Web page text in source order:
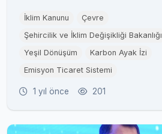
İklim Kanunu
Çevre
Şehircilik ve İklim Değişikliği Bakanlığı
Yeşil Dönüşüm
Karbon Ayak İzi
Emisyon Ticaret Sistemi
1 yıl önce 201